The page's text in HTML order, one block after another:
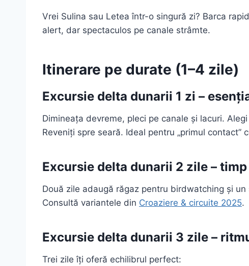
Vrei Sulina sau Letea într-o singură zi? Barca
alert, dar spectaculos pe canale strâmte.
Itinerare pe durate (1–4 zile)
Excursie delta dunarii 1 zi –
Dimineața devreme, pleci pe canale și lacuri. Alegi
Reveniți spre seară. Ideal pentru „primul contact”
Excursie delta dunarii 2 zile –
Două zile adaugă răgaz pentru birdwatching și un
Consultă variantele din Croaziere & circuite 2025.
Excursie delta dunarii 3 zile –
Trei zile îți oferă echilibrul perfect: